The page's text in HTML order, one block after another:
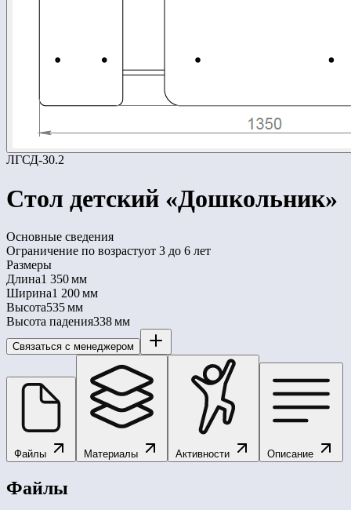
ЛГСД-30.2
Стол детский «Дошкольник»
Основные сведения
Ограничение по возрастуот 3 до 6 лет
Размеры
Длина1 350 мм
Ширина1 200 мм
Высота535 мм
Высота падения338 мм
Связаться с менеджером
Файлы Материалы Активности Описание
Файлы